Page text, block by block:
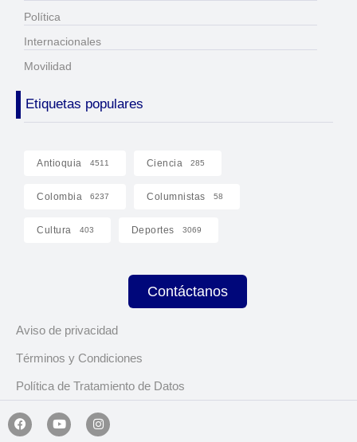
Política
Internacionales
Movilidad
Etiquetas populares
Antioquia 4511 Ciencia 285
Colombia 6237 Columnistas 58
Cultura 403 Deportes 3069
Contáctanos
Aviso de privacidad
Términos y Condiciones
Política de Tratamiento de Datos